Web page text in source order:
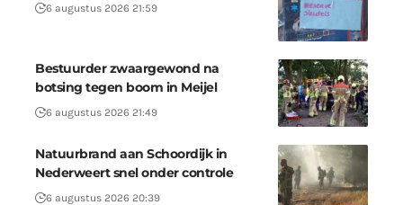
6 augustus 2026 21:59
Bestuurder zwaargewond na
botsing tegen boom in Meijel
6 augustus 2026 21:49
Natuurbrand aan Schoordijk in
Nederweert snel onder controle
6 augustus 2026 20:39